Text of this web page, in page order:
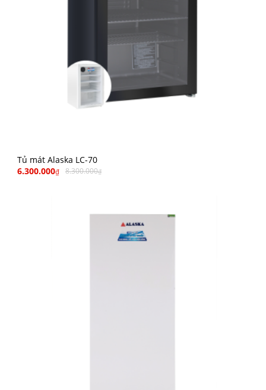
Tủ mát Alaska LC-70
6.300.000₫ 8.300.000₫